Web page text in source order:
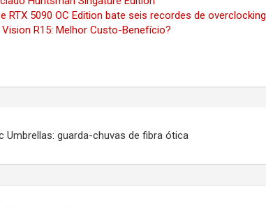
RTX 5090 OC Edition bate seis recordes de overclocking
R15: Melhor Custo-Benefício?
Umbrellas: guarda-chuvas de fibra ótica